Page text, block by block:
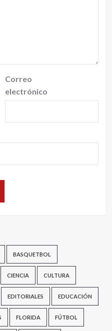
Correo
electrónico
BASQUETBOL
CIENCIA CULTURA
EDITORIALES EDUCACIÓN
FLORIDA FÚTBOL